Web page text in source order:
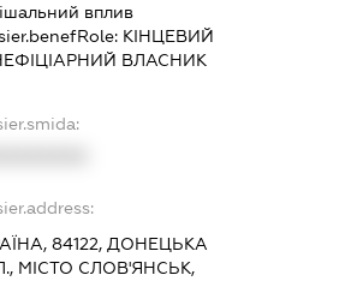
вплив
КІНЦЕВИЙ
ВЛАСНИК
84122, ДОНЕЦЬКА
МІСТО СЛОВ'ЯНСЬК,